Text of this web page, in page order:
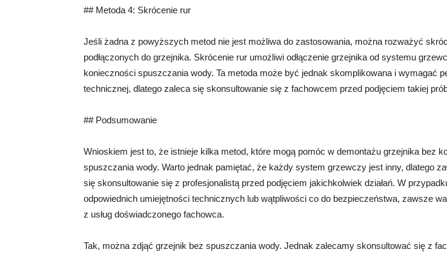
## Metoda 4: Skrócenie rur
Jeśli żadna z powyższych metod nie jest możliwa do zastosowania, można rozważyć
podłączonych do grzejnika. Skrócenie rur umożliwi odłączenie grzejnika od systemu
konieczności spuszczania wody. Ta metoda może być jednak skomplikowana i wymagać
technicznej, dlatego zaleca się skonsultowanie się z fachowcem przed podjęciem takiej
## Podsumowanie
Wnioskiem jest to, że istnieje kilka metod, które mogą pomóc w demontażu grzejnika bez
spuszczania wody. Warto jednak pamiętać, że każdy system grzewczy jest inny, dlatego
się skonsultowanie się z profesjonalistą przed podjęciem jakichkolwiek działań. W
odpowiednich umiejętności technicznych lub wątpliwości co do bezpieczeństwa, zawsze
z usług doświadczonego fachowca.
Tak, można zdjąć grzejnik bez spuszczania wody. Jednak zalecamy skonsultować się z